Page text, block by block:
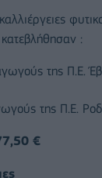
καλλιέργειες
κατεβλήθησαν :
της Π.Ε.
της Π.Ε.
€